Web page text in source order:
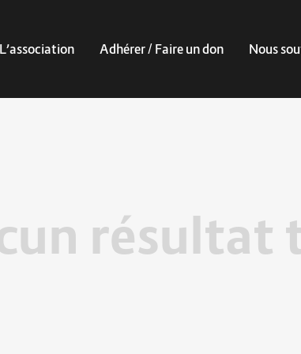
L’association Adhérer / Faire un don Nous
résultat